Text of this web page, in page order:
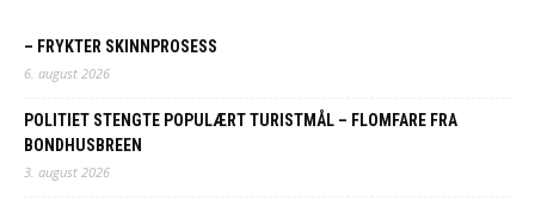
– FRYKTER SKINNPROSESS
6. august 2026
POLITIET STENGTE POPULÆRT TURISTMÅL – FLOMFARE FRA
BONDHUSBREEN
3. august 2026